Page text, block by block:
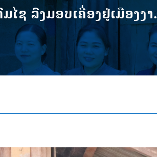
ຊ ລົງມອບເຄື່ອງຢູ່ເມືອງງາ.